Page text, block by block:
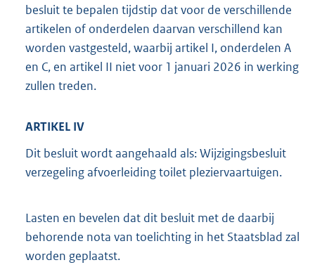
besluit te bepalen tijdstip dat voor de verschillende
artikelen of onderdelen daarvan verschillend kan
worden vastgesteld, waarbij artikel I, onderdelen A
en C, en artikel II niet voor 1 januari 2026 in werking
zullen treden.
ARTIKEL IV
Dit besluit wordt aangehaald als: Wijzigingsbesluit
verzegeling afvoerleiding toilet pleziervaartuigen.
Lasten en bevelen dat dit besluit met de daarbij
behorende nota van toelichting in het Staatsblad zal
worden geplaatst.